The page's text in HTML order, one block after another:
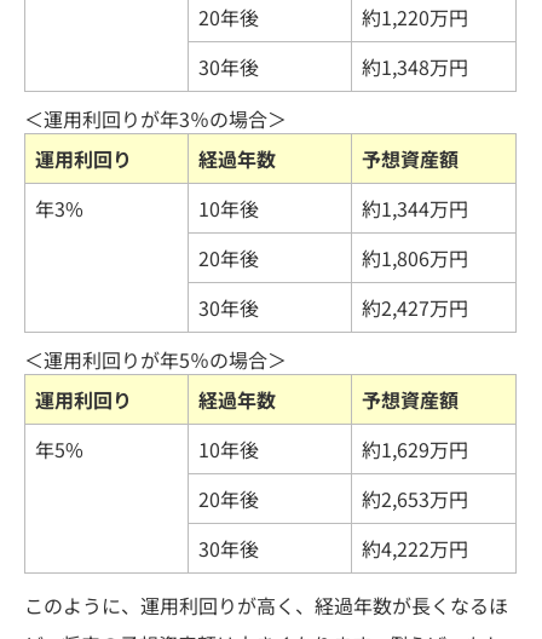
20年後
約1,220万円
30年後
約1,348万円
＜運用利回りが年3％の場合＞
運用利回り
経過年数
予想資産額
年3%
10年後
約1,344万円
20年後
約1,806万円
30年後
約2,427万円
＜運用利回りが年5％の場合＞
運用利回り
経過年数
予想資産額
年5%
10年後
約1,629万円
20年後
約2,653万円
30年後
約4,222万円
このように、運用利回りが高く、経過年数が長くなるほ